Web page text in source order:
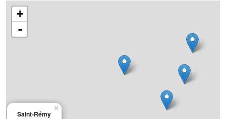
×
Saint-Rémy
+
-